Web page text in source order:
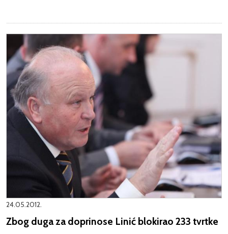
24.05.2012.
Zbog duga za doprinose Linić blokirao 233 tvrtke